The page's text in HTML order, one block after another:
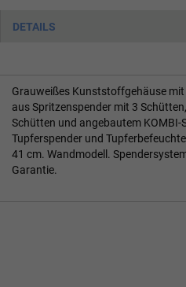
DETAILS
Grauweißes Kunststoffgehäuse
aus Spritzenspender mit 3
Schütten und angebautem KOMBI-
Tupferspender und
41 cm. Wandmodell.
Garantie.